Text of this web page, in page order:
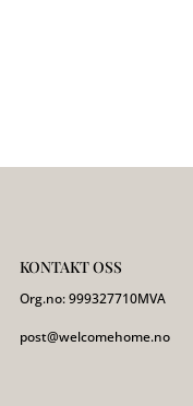
KONTAKT OSS
Org.no:999327710MVA
post@welcomehome.no